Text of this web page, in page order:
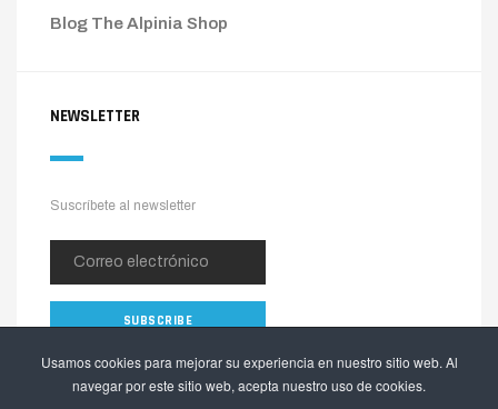
Usamos cookies para mejorar su experiencia en nuestro sitio web. Al
navegar por este sitio web, acepta nuestro uso de cookies.
Blog The Alpinia Shop
NEWSLETTER
Suscríbete al newsletter